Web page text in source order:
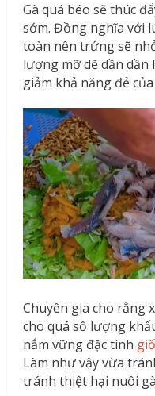
Gà quá béo sẽ thúc
sớm. Đồng nghĩa với
toàn nên trứng sẽ
lượng mỡ dẽ dần
giảm khả năng đẻ
Chuyên gia cho rằng
cho quá số lượng
nắm vững đặc tính
Làm như vậy vừa
tránh thiệt hại nuôi